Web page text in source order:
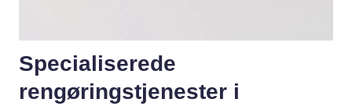
Specialiserede
rengøringstjenester i